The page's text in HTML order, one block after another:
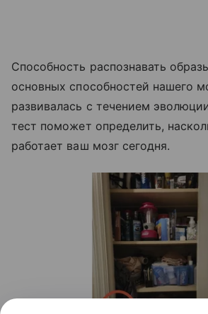
Способность распознавать
основных способностей нашего
развивалась с течением
тест поможет определить,
работает ваш мозг сегодня.